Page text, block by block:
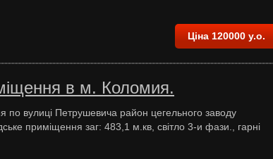
Ціна 120000 у.о.
в м. Коломия.
по вулиці Петрушевича район цегельного заводу
приміщення заг: 483,1 м.кв, світло 3-и фази., гарні